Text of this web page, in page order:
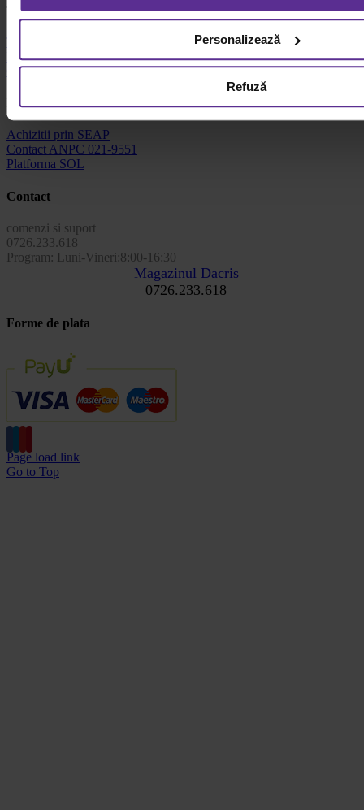
Personalizează
Refuză
Termeni si conditii
Politica de retur
Cum cumpar?
Info utile
Achizitii prin SEAP
Contact ANPC 021-9551
Platforma SOL
Contact
comenzi si suport
0726.233.618
Program: Luni-Vineri:8:00-16:30
Magazinul Dacris
0726.233.618
Forme de plata
Page load link
Go to Top